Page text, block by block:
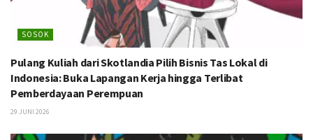
SOSOK
Pulang Kuliah dari Skotlandia Pilih Bisnis Tas Lokal di
Indonesia: Buka Lapangan Kerja hingga Terlibat
Pemberdayaan Perempuan
29 JUNI 2026